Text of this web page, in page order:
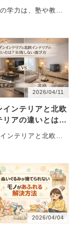
が実践した「わが
強環境の変え方」
学力は、塾や教材
住・・・
2026/04/11
インテリアと北欧
リアの違いとは？
ない選び方
ンテリアと北欧イ
う・・・
2026/04/04